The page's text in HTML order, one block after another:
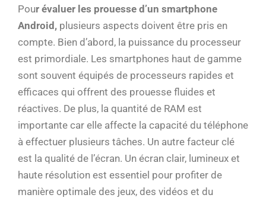
Pour évaluer les prouesse d’un smartphone
Android, plusieurs aspects doivent être pris en
compte. Bien d’abord, la puissance du processeur
est primordiale. Les smartphones haut de gamme
sont souvent équipés de processeurs rapides et
efficaces qui offrent des prouesse fluides et
réactives. De plus, la quantité de RAM est
importante car elle affecte la capacité du téléphone
à effectuer plusieurs tâches. Un autre facteur clé
est la qualité de l’écran. Un écran clair, lumineux et
haute résolution est essentiel pour profiter de
manière optimale des jeux, des vidéos et du